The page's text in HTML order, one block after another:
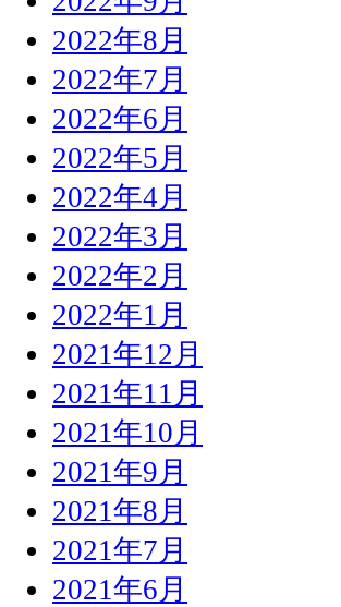
2022年8月
2022年7月
2022年6月
2022年5月
2022年4月
2022年3月
2022年2月
2022年1月
2021年12月
2021年11月
2021年10月
2021年9月
2021年8月
2021年7月
2021年6月